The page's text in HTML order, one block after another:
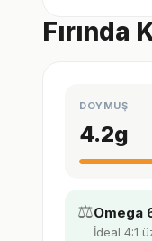
Fırında
DOYMUŞ
4.2g
⚖️Omega
İdeal 4:1